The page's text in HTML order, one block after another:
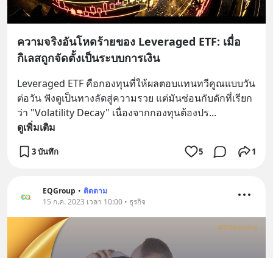
ความจริงอันโหดร้ายของ Leveraged ETF: เมื่อ
กิเลสถูกจัดตั้งเป็นระบบการเงิน
Leveraged ETF คือกองทุนที่ให้ผลตอบแทนทวีคูณแบบวัน
ต่อวัน ฟังดูเป็นทางลัดสู่ความรวย แต่มันซ่อนกับดักที่เรียก
ว่า "Volatility Decay" เนื่องจากกองทุนต้องปร...
ดูเพิ่มเติม
3 บันทึก 5 1
EQGroup • ติดตาม
15 ก.ค. 2023 เวลา 10:00 • ธุรกิจ